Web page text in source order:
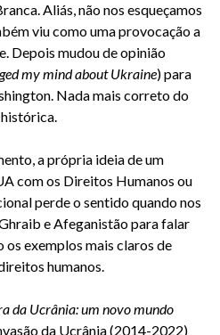
Aliás, não nos esqueçamos
viu como uma provocação a
Depois mudou de opinião
my mind about Ukraine) para
Nada mais correto do
a própria ideia de um
com os Direitos Humanos ou
perde o sentido quando nos
e Afeganistão para falar
os exemplos mais claros de
humanos.
da Ucrânia: um novo mundo
da Ucrânia (2014-2022)